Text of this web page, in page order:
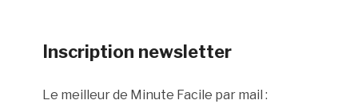
Inscription newsletter
Le meilleur de Minute Facile par mail :